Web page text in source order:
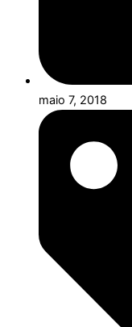
maio 7, 2018